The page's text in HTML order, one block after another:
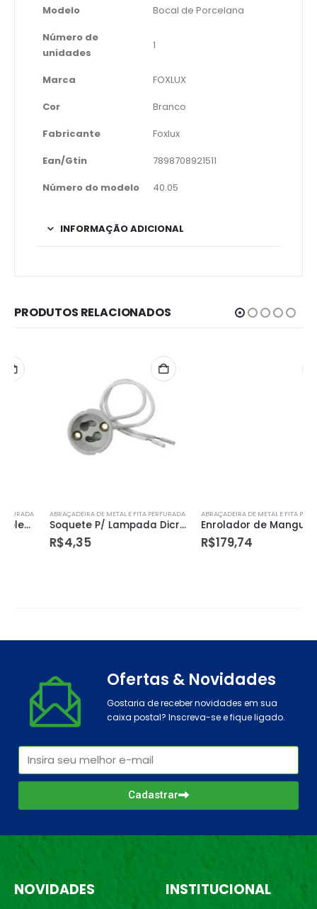
Modelo
Bocal de Porcelana
Número de
unidades
1
Marca
FOXLUX
Cor
Branco
Fabricante
Foxlux
Ean/Gtin
7898708921511
Número do modelo
40.05
INFORMAÇÃO ADICIONAL
PRODUTOS RELACIONADOS
ABRAÇADEIRA DE METAL E FITA PERFURADA
Soquete P/ Lampada Dicroica Gu10/gz10 Mister
4,35
ABRAÇADEIRA DE METAL E FITA PERFURADA
Enrolador de Mangueira com Rodinhas 80 M – Tramontina
179,74
Ofertas & Novidades
Gostaria de receber novidades em sua
caixa postal? Inscreva-se e fique ligado.
Cadastrar
NOVIDADES INSTITUCIONAL